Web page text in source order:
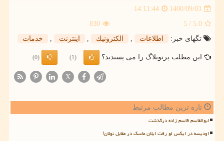
1400/09/03
14:11:44
5.0
/ 5
830
تگهای خبر:
اطلاعات , الكترونیك , اینترنت , خدمات
این مطلب پرتوبلاگ را می پسندید؟ (1)
(0)
X
تازه ترین مطالب مرتبط
ابوالقاسم قاسم زاده درگذشت
اودیسه در ایکس لو رفت ایلان ماسک در مقابل نولان!